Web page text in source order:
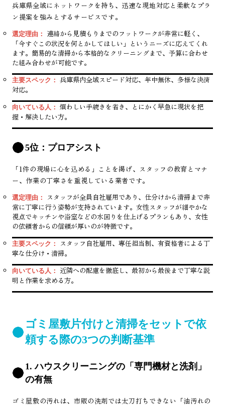
兵庫県全域にネットワークを持ち、迅速な現地対応と柔軟なプラ
ン提案を強みとするサービスです。
選定理由：
連絡から見積もりまでのフットワークが非常に軽く、
「今すぐこの状況を何とかしてほしい」というニーズに応えてくれ
ます。簡易的な清掃から本格的なクリーニングまで、予算に合わせ
た組み合わせが可能です。
主要スペック： 兵庫県内全域スピード対応、年中無休、多様な決済
対応。
向いている人： 煩わしい手続きを省き、とにかく早急に現状を把
握・解決したい方。
5位：プロアシスト
「1件の現場に心を込める」ことを掲げ、スタッフの教育とマナ
ー、作業の丁寧さを重視している業者です。
選定理由：
スタッフが全員自社雇用であり、仕分けから清掃まで非
常に丁寧に行う姿勢が支持されています。女性スタッフが細やかな
視点でキッチンや浴室などの水回りを仕上げるプランもあり、女性
の依頼者からの信頼が厚いのが特徴です。
主要スペック：
スタッフ自社雇用、専任担当制、有資格者による丁
寧な仕分け・清掃。
向いている人： 近隣への配慮を徹底し、最初から最後まで丁寧な説
明と作業を求める方。
ゴミ屋敷片付けと清掃をセットで依
頼する際の3つの判断基準
1. ハウスクリーニングの「専門機材と洗剤」
の有無
ゴミ屋敷の汚れは、市販の洗剤では太刀打ちできない「油汚れの